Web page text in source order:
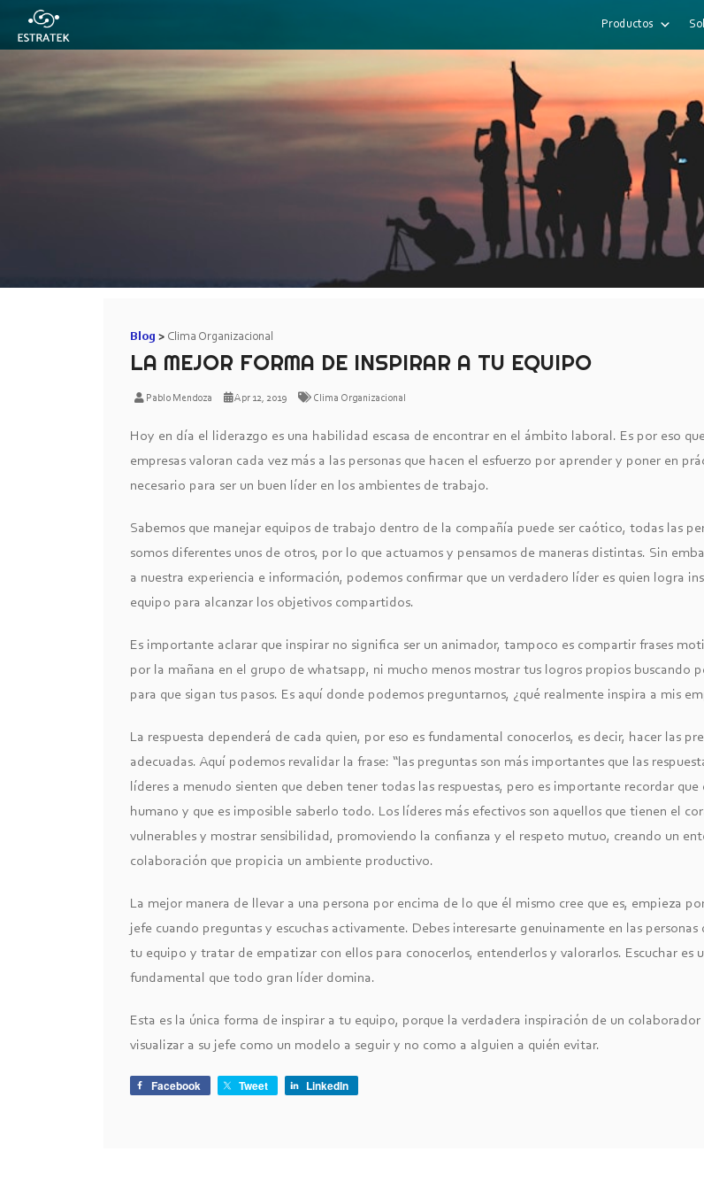
Productos
Blog Clima Organizacional
LA MEJOR FORMA DE INSPIRAR A TU EQUIPO
Pablo Mendoza Apr 12, 2019 Clima Organizacional
Hoy en día el liderazgo es una habilidad escasa de encontrar en el ámbito laboral. Es por eso
empresas valoran cada vez más a las personas que hacen el esfuerzo por aprender y poner en
necesario para ser un buen líder en los ambientes de trabajo.
Sabemos que manejar equipos de trabajo dentro de la compañía puede ser caótico, todas las
somos diferentes unos de otros, por lo que actuamos y pensamos de maneras distintas. Sin
a nuestra experiencia e información, podemos confirmar que un verdadero líder es quien logra
equipo para alcanzar los objetivos compartidos.
Es importante aclarar que inspirar no significa ser un animador, tampoco es compartir frases
por la mañana en el grupo de whatsapp, ni mucho menos mostrar tus logros propios buscando
para que sigan tus pasos. Es aquí donde podemos preguntarnos, ¿qué realmente inspira a mis
La respuesta dependerá de cada quien, por eso es fundamental conocerlos, es decir, hacer las
adecuadas. Aquí podemos revalidar la frase: “las preguntas son más importantes que las
líderes a menudo sienten que deben tener todas las respuestas, pero es importante recordar que
humano y que es imposible saberlo todo. Los líderes más efectivos son aquellos que tienen el
vulnerables y mostrar sensibilidad, promoviendo la confianza y el respeto mutuo, creando un
colaboración que propicia un ambiente productivo.
La mejor manera de llevar a una persona por encima de lo que él mismo cree que es, empieza
jefe cuando preguntas y escuchas activamente. Debes interesarte genuinamente en las personas
tu equipo y tratar de empatizar con ellos para conocerlos, entenderlos y valorarlos. Escuchar es
fundamental que todo gran líder domina.
Esta es la única forma de inspirar a tu equipo, porque la verdadera inspiración de un colaborador
visualizar a su jefe como un modelo a seguir y no como a alguien a quién evitar.
Facebook Tweet LinkedIn